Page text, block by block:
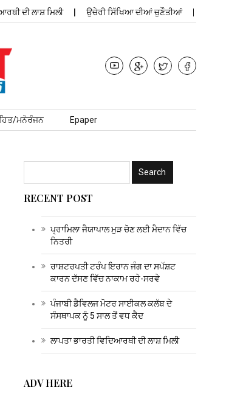
ਦੀ ਲਾਸ਼ ਮਿਲੀ ਉਚੇਰੀ ਸਿੱਖਿਆ ਦੀਆਂ ਚੁਣੌਤੀਆਂ
ਮਨੋਰੰਜਨ Epaper
RECENT POST
ਪ੍ਰਾਮਿਲਾ ਜੈਯਾਪਾਲ ਮੁੜ ਚੋਣ ਲਈ ਮੈਦਾਨ ਵਿੱਚ
ਨਿਤਰੀ
ਰਾਸ਼ਟਰਪਤੀ ਟਰੰਪ ਇਰਾਨ ਜੰਗ ਦਾ ਸਪੱਸ਼ਟ
ਕਾਰਨ ਦੱਸਣ ਵਿੱਚ ਨਾਕਾਮ ਰਹੇ-ਸਰਵੇ
ਪੰਜਾਬੀ ਡੈਵਿਲਜ ਮੋਟਰ ਸਾਈਕਲ ਕਲੱਬ ਦੇ
ਸੰਸਥਾਪਕ ਨੂੰ 5 ਸਾਲ ਤੋਂ ਵਧ ਕੈਦ
ਲਾਪਤਾ ਭਾਰਤੀ ਵਿਦਿਆਰਥੀ ਦੀ ਲਾਸ਼ ਮਿਲੀ
ADV HERE